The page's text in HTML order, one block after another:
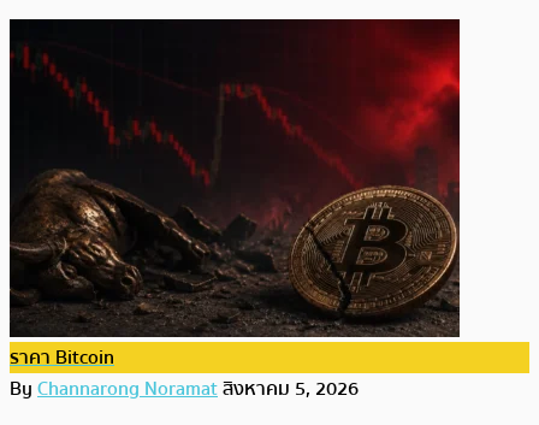
ราคา Bitcoin
ByChannarong Noramatสิงหาคม 5, 2026